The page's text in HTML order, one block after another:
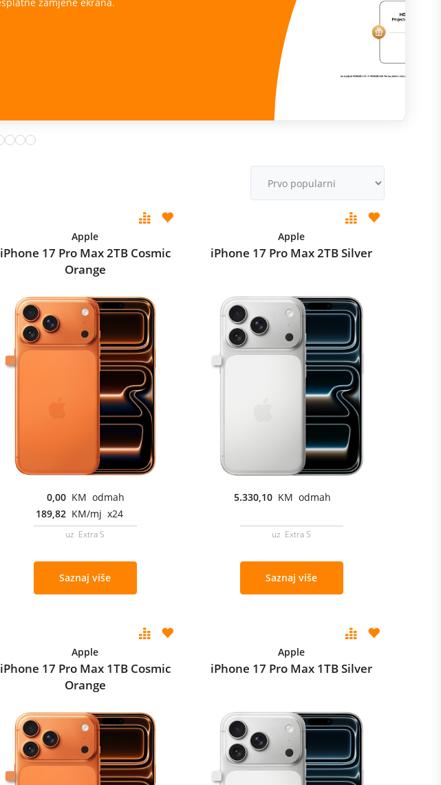
Apple
iPhone 17 Pro Max 2TB Cosmic
Orange
0,00 KM odmah
189,82 KM/mj x24
uz Extra S
Saznaj više
Apple
iPhone 17 Pro Max 2TB Silver
5.330,10 KM odmah
uz Extra S
Saznaj više
Apple
iPhone 17 Pro Max 1TB Cosmic
Orange
Apple
iPhone 17 Pro Max 1TB Silver